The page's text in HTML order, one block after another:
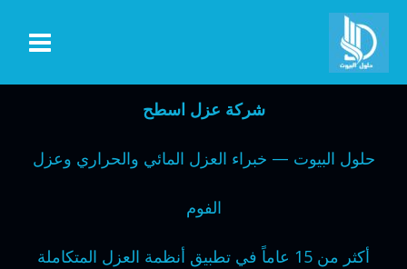
تخطي
المحتوى
شركة عزل اسطح
حلول البيوت — خبراء العزل المائي والحراري وعزل
الفوم
أكثر من 15 عاماً في تطبيق أنظمة العزل المتكاملة